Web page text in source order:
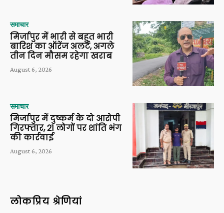
समाचार
मिर्जापुर में भारी से बहुत भारी
बारिश का ऑरेंज अलर्ट, अगले
तीन दिन मौसम रहेगा खराब
August 6, 2026
समाचार
मिर्जापुर में दुष्कर्म के दो आरोपी
गिरफ्तार, 21 लोगों पर शांति भंग
की कार्रवाई
August 6, 2026
लोकप्रिय श्रेणियां